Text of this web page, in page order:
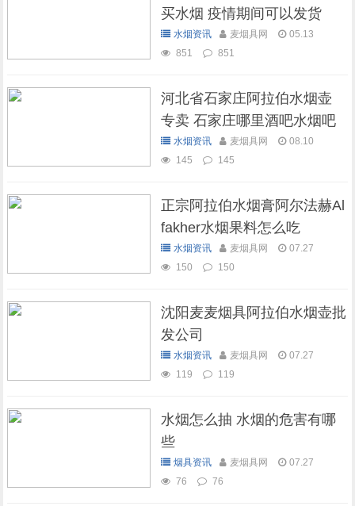
买水烟 疫情期间可以发货
吗？水烟资讯 麦烟具网
05.13
851
851
河北省石家庄阿拉伯水烟壶
专卖 石家庄哪里酒吧水烟吧
可以抽水烟
水烟资讯 麦烟具网
08.10
145
145
正宗阿拉伯水烟膏阿尔法赫Al
fakher水烟果料怎么吃
水烟资讯 麦烟具网
07.27
150
150
沈阳麦麦烟具阿拉伯水烟壶批
发公司
水烟资讯 麦烟具网
07.27
119
119
水烟怎么抽 水烟的危害有哪
些
烟具资讯 麦烟具网
07.27
76
76